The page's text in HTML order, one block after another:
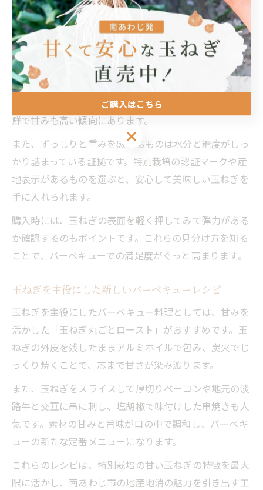
に味わえます。
人気のバーベキュー用玉ねぎの見分け方
バーベキュー用に選ぶ玉ねぎは、まず見た目の大きさや
形状が重要です。兵庫県南あわじ市の玉ねぎは比較的大
玉で、皮が薄くてツヤがあり、傷や変色がないものが新
鮮で甘みも高い傾向にあります。
また、ずっしりと重みを感じるものは水分と糖度がしっ
かり詰まっている証拠です。特別栽培の認証マークや産
地表示があるものを選ぶと、安心して美味しい玉ねぎを
手に入れられます。
購入時には、玉ねぎの表面を軽く押してみて弾力がある
か確認するのもポイントです。これらの見分け方を知る
ことで、バーベキューでの満足度がぐっと高まります。
玉ねぎを主役にした新しいバーベキューレシピ
玉ねぎを主役にしたバーベキュー料理としては、甘みを
活かした「玉ねぎ丸ごとロースト」がおすすめです。玉
ねぎの外皮を残したままアルミホイルで包み、炭火でじ
っくり焼くことで、芯まで甘さが染み渡ります。
また、玉ねぎをスライスして厚切りベーコンや地元の淡
路牛と交互に串に刺し、塩胡椒で味付けした串焼きも人
気です。素材の甘みと旨味が口の中で調和し、バーベキ
ューの新たな定番メニューになります。
これらのレシピは、特別栽培の甘い玉ねぎの特徴を最大
限に活かし、南あわじ市の地産地消の魅力を引き出す工
ご購入はこちら
ご購入はこちら